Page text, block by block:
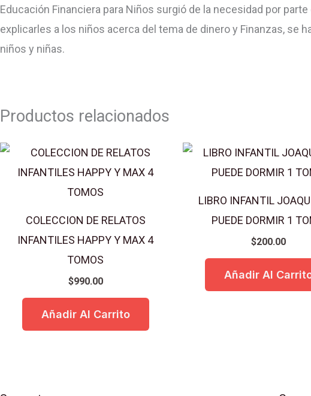
Educación Financiera para Niños surgió de la necesidad por
explicarles a los niños acerca del tema de dinero y Finanzas, se
niños y niñas.
Productos relacionados
COLECCION DE RELATOS
INFANTILES HAPPY Y MAX 4
TOMOS
$990.00
Añadir Al Carrito
LIBRO INFANTIL
PUEDE DORMIR 1
$200.00
Añadir Al